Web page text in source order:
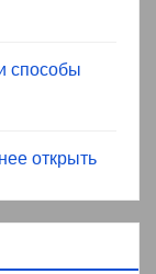
способы
открыть